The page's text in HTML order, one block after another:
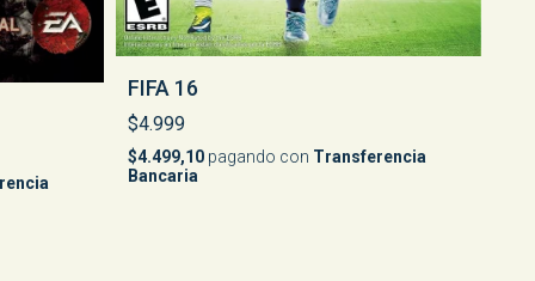
FIFA 16
$4.999
$4.499,10 pagando con Transferencia
Bancaria